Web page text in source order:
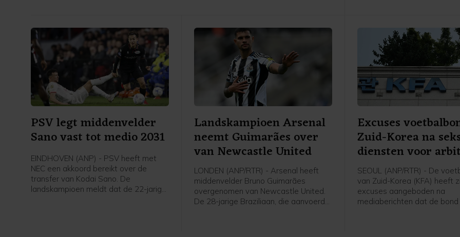
PSV legt middenvelder
Sano vast tot medio 2031
EINDHOVEN (ANP) - PSV heeft met
NEC een akkoord bereikt over de
transfer van Kodai Sano. De
landskampioen meldt dat de 22-jarige
Landskampioen Arsenal
neemt Guimarães over
van Newcastle United
LONDEN (ANP/RTR) - Arsenal heeft
middenvelder Bruno Guimarães
overgenomen van Newcastle United.
De 28-jarige Braziliaan, die aanvoerder
Excuses
Zuid-Korea na
diensten voor
SEOUL (ANP/RTR) - De
van Zuid-Korea (KFA) heeft
excuses aangeboden na
mediaberichten dat de bond